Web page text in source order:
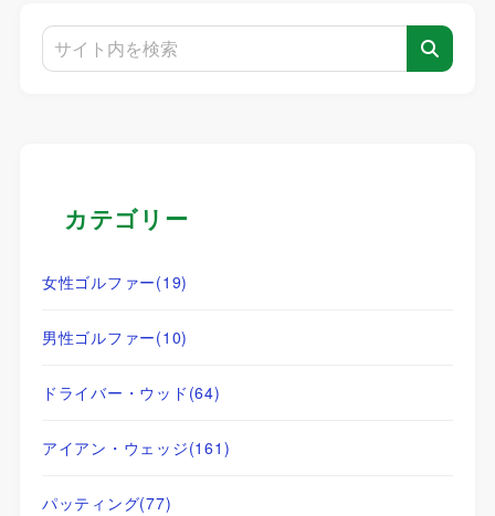
カテゴリー
女性ゴルファー(19)
男性ゴルファー(10)
ドライバー・ウッド (64)
アイアン・ウェッジ(161)
パッティング(77)